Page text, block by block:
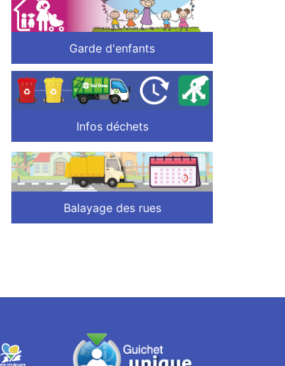
Garde d'enfants
Infos déchets
Balayage des rues